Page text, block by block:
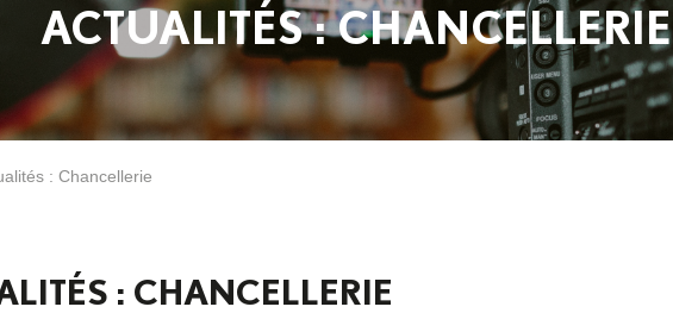
ACTUALITÉS : CHANCELLERIE
: Chancellerie
: CHANCELLERIE